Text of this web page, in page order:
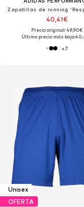
Zapatillas de running
40,41€
Precio original: 49,90€
Último precio más bajo:
+7
Unisex
OFERTA